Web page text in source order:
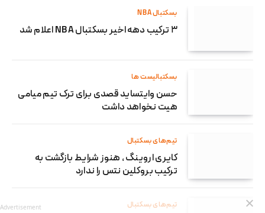
بسکتبال NBA
۳ ترکیب دهه اخیر بسکتبال NBA اعلام شد
بسکتبالیست ها
حسن وایتساید قصدی برای ترک تیم میامی
هیت نخواهد داشت
تیم‌های بسکتبال
کایری اروینگ ، هنوز شرایط بازگشت به
ترکیب بروکلین نتس را ندارد
تیم‌های بسکتبال Advertisement